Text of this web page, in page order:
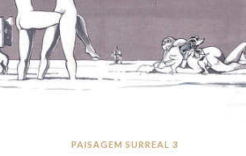
PAISAGEM SURREAL 3